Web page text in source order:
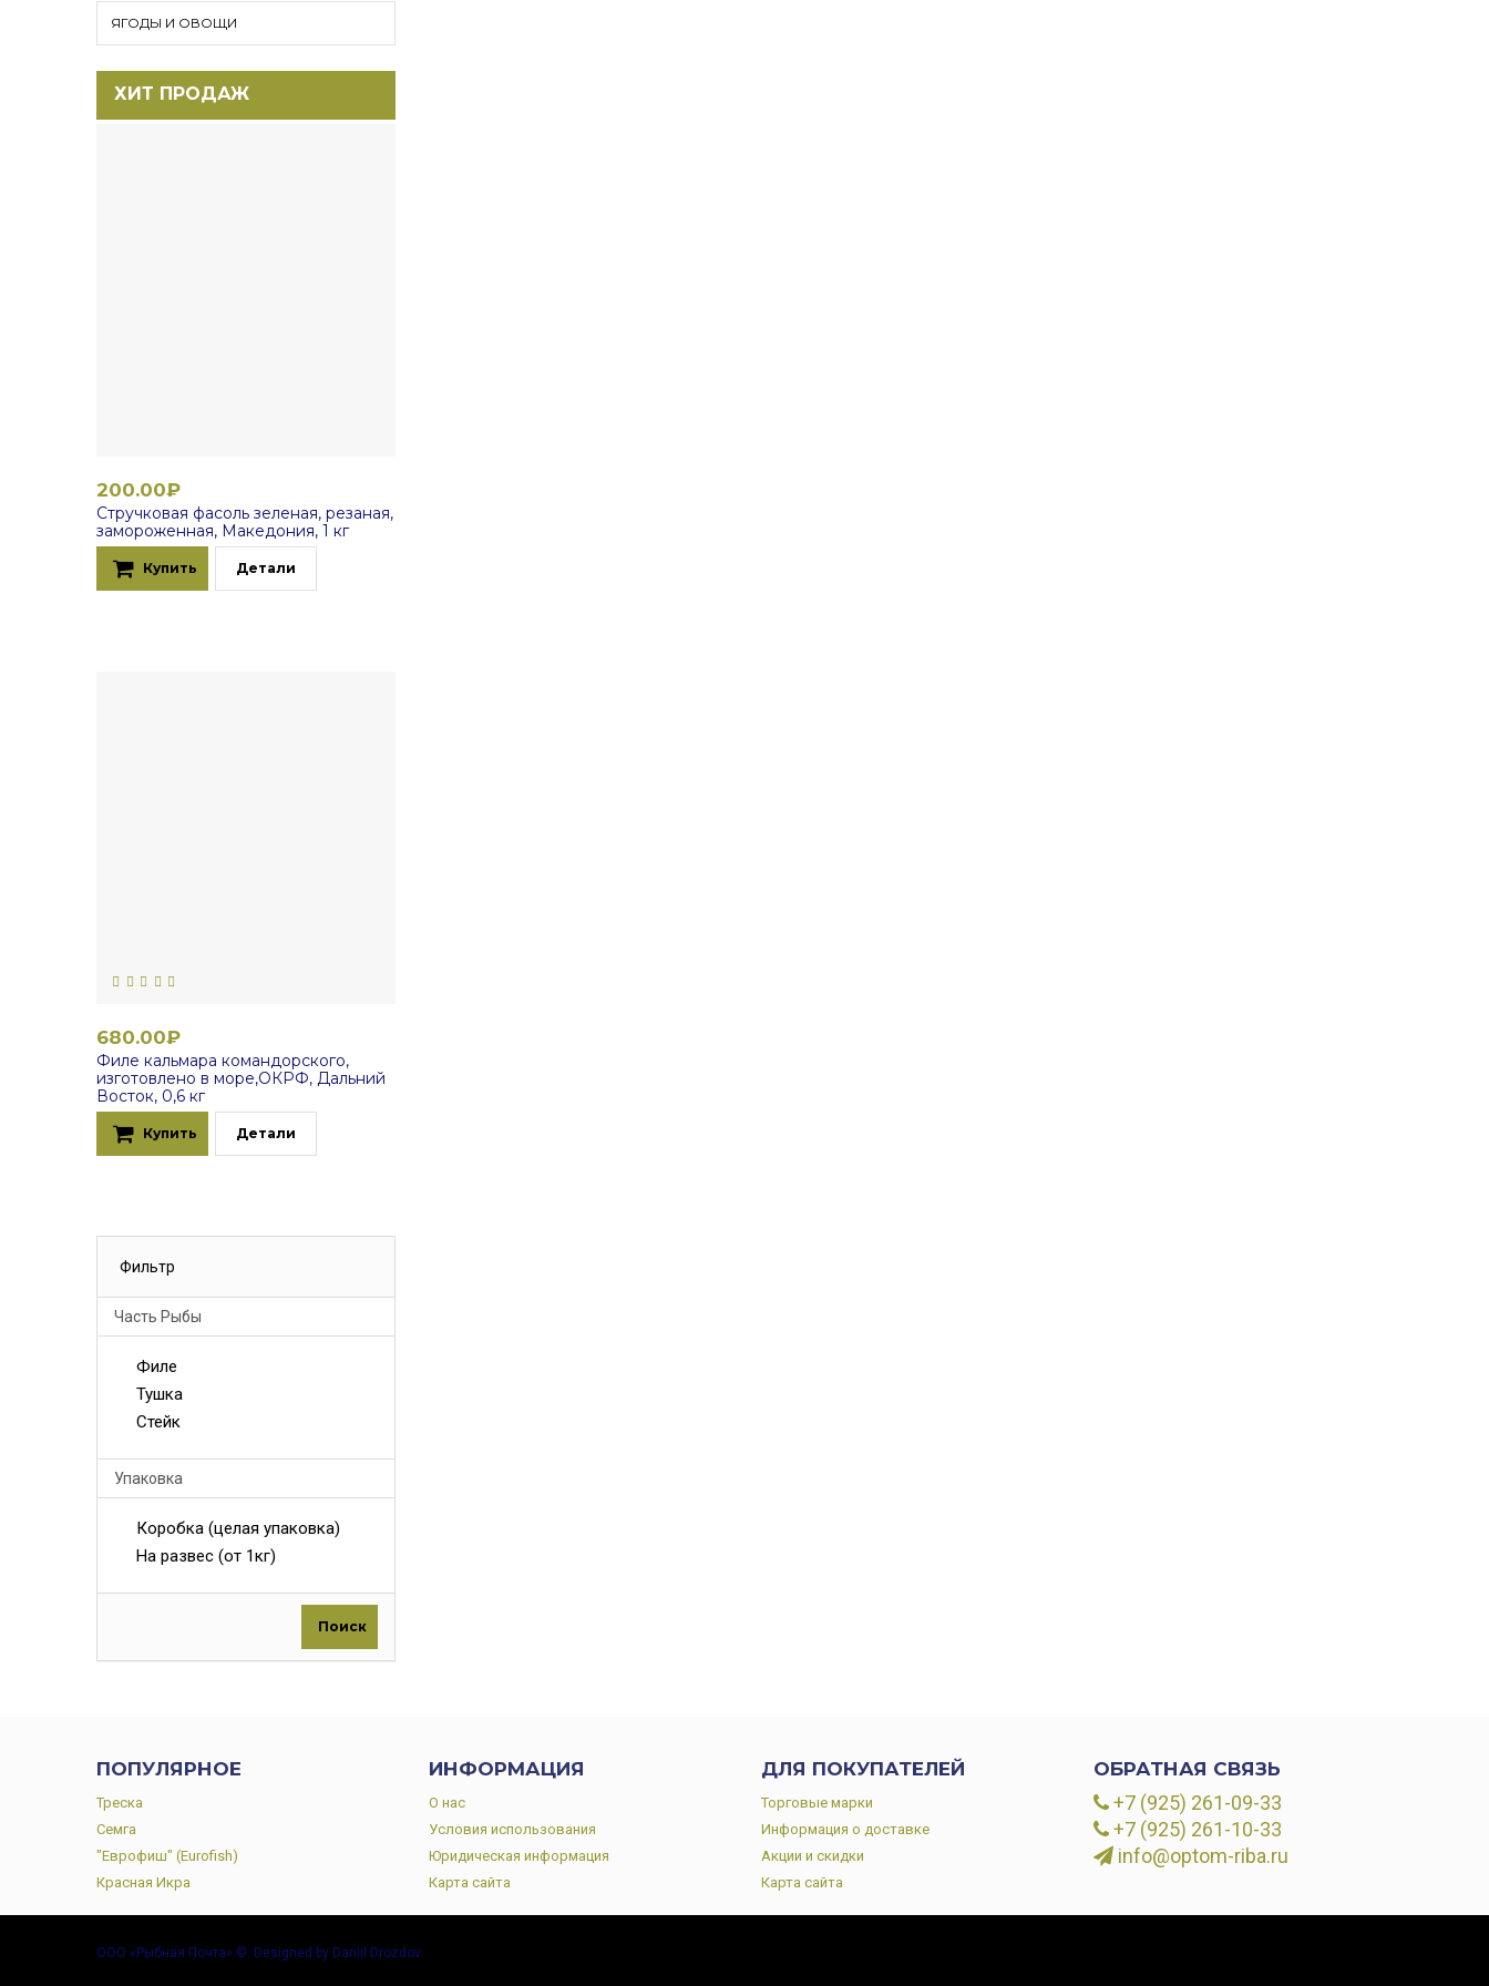
ЯГОДЫ И ОВОЩИ
ХИТ ПРОДАЖ
200.00₽
Стручковая фасоль зеленая, резаная,
замороженная, Македония, 1 кг
Купить Детали
680.00₽
Филе кальмара командорского,
изготовлено в море,ОКРФ, Дальний
Восток, 0,6 кг
Купить Детали
Фильтр
Часть Рыбы
Филе
Тушка
Стейк
Упаковка
Коробка (целая упаковка)
На развес (от 1кг)
Поиск
ПОПУЛЯРНОЕ
Треска
Семга
"Еврофиш" (Eurofish)
Красная Икра
ИНФОРМАЦИЯ
О нас
Условия использования
Юридическая информация
Карта сайта
ДЛЯ ПОКУПАТЕЛЕЙ
Торговые марки
Информация о доставке
Акции и скидки
Карта сайта
ОБРАТНАЯ СВЯЗЬ
+7 (925) 261-09-33
+7 (925) 261-10-33
info@optom-riba.ru
ООО «Рыбная Почта» ©. Designed by Daniil Drozdov